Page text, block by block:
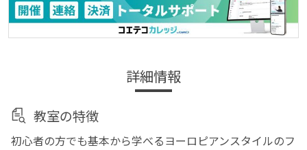
詳細情報
教室の特徴
初心者の方でも基本から学べるヨーロピアンスタイルのフ